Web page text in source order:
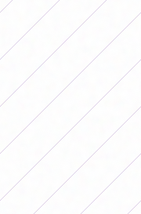
San Lorenzo fue el
golear 4-1 a
del certamen.
Resultados
Apertura
Viernes 15
Huracán 0-0 Lanús, en
River 1-0 Ferro, en el